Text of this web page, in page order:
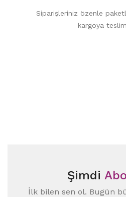
Siparişleriniz özenle
kargoya
Şimdi
İlk bilen sen ol. Bugün